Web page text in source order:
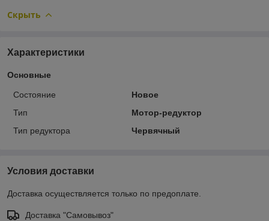
Скрыть
Характеристики
Основные
Состояние
Новое
Тип
Мотор-редуктор
Тип редуктора
Червячный
Условия доставки
Доставка осуществляется только по предоплате.
Доставка "Самовывоз"